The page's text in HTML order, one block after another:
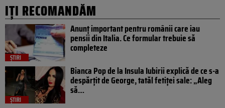
IȚI RECOMANDĂM
ȘTIRI
Anunț important pentru românii care iau
pensii din Italia. Ce formular trebuie să
completeze
ȘTIRI
Bianca Pop de la Insula Iubirii explică de ce s-a
despărțit de George, tatăl fetiței sale: „Aleg
să…